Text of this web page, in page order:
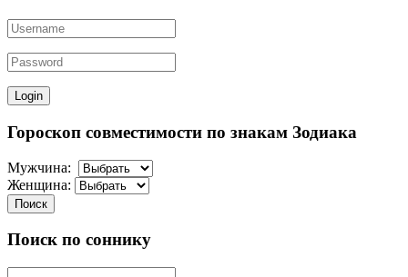
Гороскоп совместимости по знакам Зодиака
Мужчина:
Женщина:
Поиск
Поиск по соннику